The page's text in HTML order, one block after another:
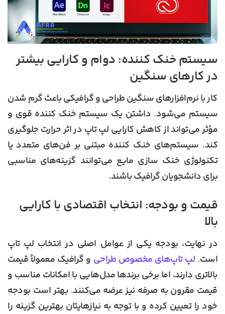
سیستم خنک ‌کننده: دوام و کارایی بیشتر
در کارهای سنگین
کار با نرم‌افزارهای سنگین طراحی و گرافیکی باعث گرم شدن
سیستم می‌شود. داشتن یک سیستم خنک ‌کننده قوی و
مؤثر می‌تواند از کاهش کارایی لپ تاپ در اثر حرارت جلوگیری
کند. سیستم‌های خنک ‌کننده مبتنی بر فن‌های متعدد یا
تکنولوژی خنک‌ سازی مایع می‌توانند گزینه‌های مناسبی
برای دانشجویان گرافیک باشند.
قیمت و بودجه: انتخاب اقتصادی با کارایی
بالا
در نهایت، بودجه یکی از عوامل اصلی در انتخاب لپ تاپ
است. لپ تاپ‌های مخصوص طراحی و گرافیک معمولاً قیمت
بالاتری دارند، اما برخی برندها مدل‌هایی با امکانات مناسب و
قیمت مقرون ‌به‌ صرفه نیز عرضه می‌کنند. بهتر است بودجه
خود را تعیین کرده و با توجه به نیازهایتان بهترین گزینه را